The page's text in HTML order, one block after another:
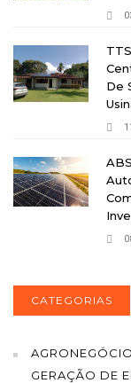
De
CATEGORIAS
GERAÇÃO DE